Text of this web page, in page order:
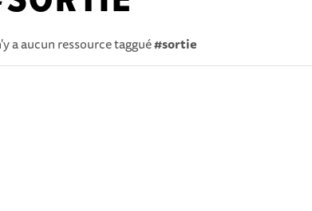
a aucun ressource taggué#sortie